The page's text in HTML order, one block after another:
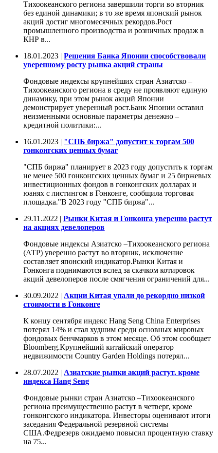
Тихоокеанского региона завершили торги во вторник
без единой динамики; в то же время японский рынок
акций достиг многомесячных рекордов.Рост
промышленного производства и розничных продаж в
КНР в...
18.01.2023 | Решения Банка Японии способствовали
уверенному росту рынка акций страны
Фондовые индексы крупнейших стран Азиатско –
Тихоокеанского региона в среду не проявляют единую
динамику, при этом рынок акций Японии
демонстрирует уверенный рост.Банк Японии оставил
неизменными основные параметры денежно –
кредитной политики:...
16.01.2023 | "СПБ биржа" допустит к торгам 500
гонконгских ценных бумаг
"СПБ биржа" планирует в 2023 году допустить к торгам
не менее 500 гонконгских ценных бумаг и 25 биржевых
инвестиционных фондов в гонконгских долларах и
юанях с листингом в Гонконге, сообщила торговая
площадка."В 2023 году "СПБ биржа"...
29.11.2022 | Рынки Китая и Гонконга уверенно растут
на акциях девелоперов
Фондовые индексы Азиатско –Тихоокеанского региона
(АТР) уверенно растут во вторник, исключение
составляет японский индикатор.Рынки Китая и
Гонконга поднимаются вслед за скачком котировок
акций девелоперов после смягчения ограничений для...
30.09.2022 | Акции Китая упали до рекордно низкой
стоимости в Гонконге
К концу сентября индекс Hang Seng China Enterprises
потерял 14% и стал худшим среди основных мировых
фондовых бенчмарков в этом месяце. Об этом сообщает
Bloomberg.Крупнейший китайский оператор
недвижимости Country Garden Holdings потерял...
28.07.2022 | Азиатские рынки акций растут, кроме
индекса Hang Seng
Фондовые рынки стран Азиатско –Тихоокеанского
региона преимущественно растут в четверг, кроме
гонконгского индикатора. Инвесторы оценивают итоги
заседания Федеральной резервной системы
США.Федрезерв ожидаемо повысил процентную ставку
на 75...